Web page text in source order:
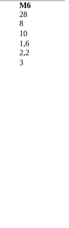
М6
28
8
10
1,6
2,2
3